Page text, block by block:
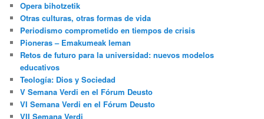
Opera bihotzetik
Otras culturas, otras formas de vida
Periodismo comprometido en tiempos de crisis
Pioneras – Emakumeak leman
Retos de futuro para la universidad: nuevos modelos
educativos
Teología: Dios y Sociedad
V Semana Verdi en el Fórum Deusto
VI Semana Verdi en el Fórum Deusto
VII Semana Verdi